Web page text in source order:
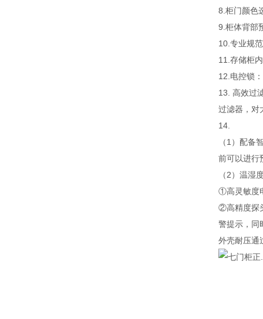
8.柜门颜色
9.柜体背部
10.专业规
11.存储柜
12.电控锁
13. 高效过
过滤器，对
14.
（1）配备
前可以进行
（2）温湿
①高灵敏度
②高精度探
警提示，同
外壳耐压通